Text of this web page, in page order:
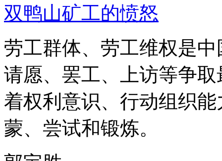
双鸭山矿工的愤怒
劳工群体、劳工维权是
请愿、罢工、上访等争
着权利意识、行动组织
蒙、尝试和锻炼。